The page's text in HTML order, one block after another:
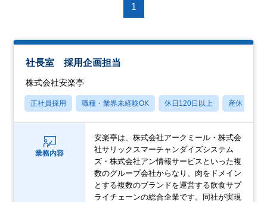
1
社長室 採用企画担当
株式会社安楽亭
正社員採用 職種・業界未経験OK 休日120日以上 産休・育休
業務内容
安楽亭は、株式会社アークミール・株式会
社サリックスマーチャンダイズシステム
ズ・株式会社アン情報サービスといった複
数のグループ会社からなり、肉をドメイン
とする複数のブランドを運営する飲食サプ
ライチェーンの総合企業です。同社が実現